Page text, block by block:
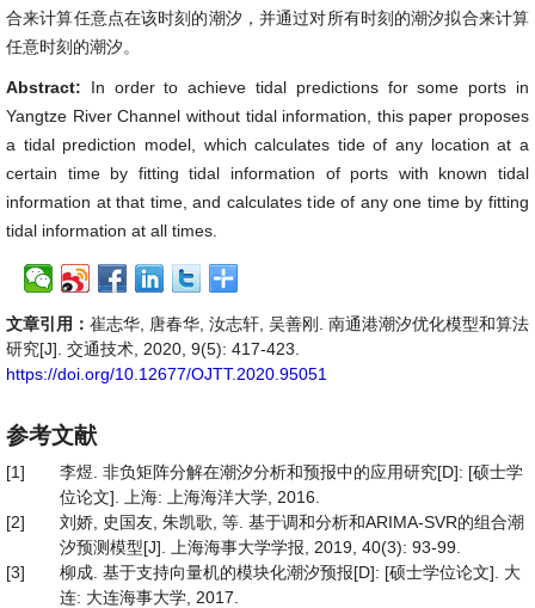
合来计算任意点在该时刻的潮汐，并通过对所有时刻的潮汐拟合来计算
任意时刻的潮汐。
Abstract: In order to achieve tidal predictions for some ports in
Yangtze River Channel without tidal information, this paper proposes
a tidal prediction model, which calculates tide of any location at a
certain time by fitting tidal information of ports with known tidal
information at that time, and calculates tide of any one time by fitting
tidal information at all times.
文章引用： 崔志华, 唐春华, 汝志轩, 吴善刚. 南通港潮汐优化模型和算法
研究[J]. 交通技术, 2020, 9(5): 417-423.
https://doi.org/10.12677/OJTT.2020.95051
参考文献
[1]
李煜. 非负矩阵分解在潮汐分析和预报中的应用研究[D]: [硕士学
位论文]. 上海: 上海海洋大学, 2016.
[2]
刘娇, 史国友, 朱凯歌, 等. 基于调和分析和ARIMA-SVR的组合潮
汐预测模型[J]. 上海海事大学学报, 2019, 40(3): 93-99.
[3]
柳成. 基于支持向量机的模块化潮汐预报[D]: [硕士学位论文]. 大
连: 大连海事大学, 2017.